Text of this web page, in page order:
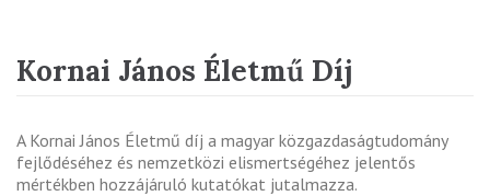
Kornai János Életmű Díj
A Kornai János Életmű díj a magyar közgazdaságtudomány
fejlődéséhez és nemzetközi elismertségéhez jelentős
mértékben hozzájáruló kutatókat jutalmazza.